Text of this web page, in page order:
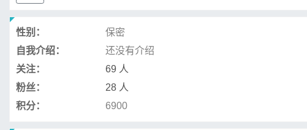
性别：
保密
自我介绍：
还没有介绍
关注：
69 人
粉丝：
28 人
积分：
6900